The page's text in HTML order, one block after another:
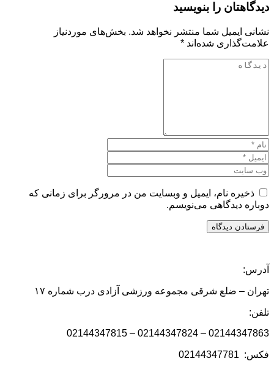
دیدگاهتان را بنویسید
نشانی ایمیل شما منتشر نخواهد شد. بخش‌های موردنیاز
علامت‌گذاری شده‌اند *
ذخیره نام، ایمیل و وبسایت من در مرورگر برای زمانی که
دوباره دیدگاهی می‌نویسم.
آدرس:
تهران – ضلع شرقی مجموعه ورزشی آزادی درب شماره ۱۷
تلفن:
02144347863 – 02144347824 – 02144347815
فکس: 02144347781